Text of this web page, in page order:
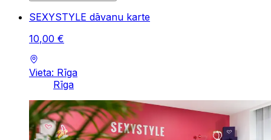
SEXYSTYLE dāvanu karte
10,00 €
Vieta: Rīga
Rīga